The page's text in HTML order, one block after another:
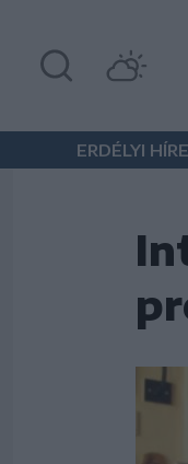
ERDÉLYI